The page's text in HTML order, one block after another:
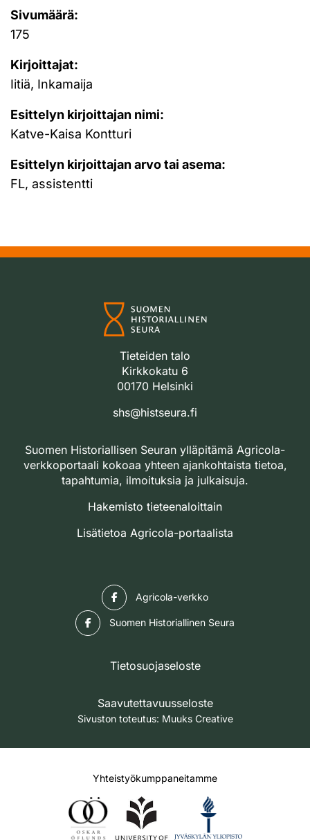
Sivumäärä:
175
Kirjoittajat:
Iitiä, Inkamaija
Esittelyn kirjoittajan nimi:
Katve-Kaisa Kontturi
Esittelyn kirjoittajan arvo tai asema:
FL, assistentti
Tieteiden talo
Kirkkokatu 6
00170 Helsinki
shs@histseura.fi
Suomen Historiallisen Seuran ylläpitämä Agricola-
verkkoportaali kokoaa yhteen ajankohtaista tietoa,
tapahtumia, ilmoituksia ja julkaisuja.
Hakemisto tieteenaloittain
Lisätietoa Agricola-portaalista
Agricola-verkko
Suomen Historiallinen Seura
Tietosuojaseloste
Saavutettavuusseloste
Sivuston toteutus: Muuks Creative
Yhteistyökumppaneitamme